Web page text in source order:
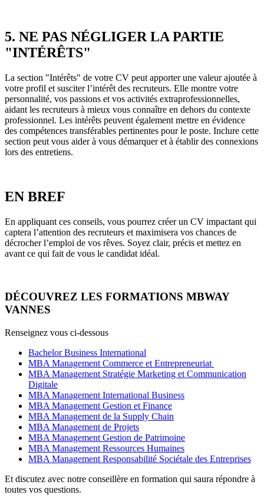
5. NE PAS NÉGLIGER LA PARTIE
"INTÉRÊTS"
La section "Intérêts" de votre CV peut apporter une valeur ajoutée à
votre profil et susciter l’intérêt des recruteurs. Elle montre votre
personnalité, vos passions et vos activités extraprofessionnelles,
aidant les recruteurs à mieux vous connaître en dehors du contexte
professionnel. Les intérêts peuvent également mettre en évidence
des compétences transférables pertinentes pour le poste. Inclure cette
section peut vous aider à vous démarquer et à établir des connexions
lors des entretiens.
EN BREF
En appliquant ces conseils, vous pourrez créer un CV impactant qui
captera l’attention des recruteurs et maximisera vos chances de
décrocher l’emploi de vos rêves. Soyez clair, précis et mettez en
avant ce qui fait de vous le candidat idéal.
DÉCOUVREZ LES FORMATIONS MBWAY
VANNES
Renseignez vous ci-dessous
Bachelor Business International
MBA Management Commerce et Entrepreneuriat
MBA Management Stratégie Marketing et Communication
Digitale
MBA Management International Business
MBA Management Gestion et Finance
MBA Management de la Supply Chain
MBA Management de Projets
MBA Management Gestion de Patrimoine
MBA Management Ressources Humaines
MBA Management Responsabilité Sociétale des Entreprises
Et discutez avec notre conseillère en formation qui saura répondre à
toutes vos questions.